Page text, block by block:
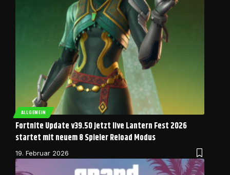
ALLGEMEIN
Fortnite Update v39.50 jetzt live Lantern Fest 2026
startet mit neuem 8 Spieler Reload Modus
19. Februar 2026